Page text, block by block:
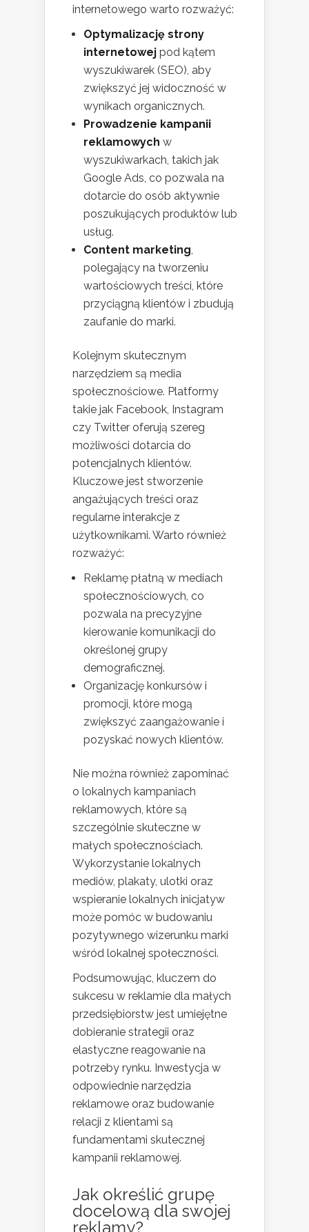
internetowego warto rozważyć:
Optymalizację strony
internetowej pod kątem
wyszukiwarek (SEO), aby
zwiększyć jej widoczność w
wynikach organicznych.
Prowadzenie kampanii
reklamowych w
wyszukiwarkach, takich jak
Google Ads, co pozwala na
dotarcie do osób aktywnie
poszukujących produktów lub
usług.
Content marketing,
polegający na tworzeniu
wartościowych treści, które
przyciągną klientów i zbudują
zaufanie do marki.
Kolejnym skutecznym
narzędziem są media
społecznościowe. Platformy
takie jak Facebook, Instagram
czy Twitter oferują szereg
możliwości dotarcia do
potencjalnych klientów.
Kluczowe jest stworzenie
angażujących treści oraz
regularne interakcje z
użytkownikami. Warto również
rozważyć:
Reklamę płatną w mediach
społecznościowych, co
pozwala na precyzyjne
kierowanie komunikacji do
określonej grupy
demograficznej.
Organizację konkursów i
promocji, które mogą
zwiększyć zaangażowanie i
pozyskać nowych klientów.
Nie można również zapominać
o lokalnych kampaniach
reklamowych, które są
szczególnie skuteczne w
małych społecznościach.
Wykorzystanie lokalnych
mediów, plakaty, ulotki oraz
wspieranie lokalnych inicjatyw
może pomóc w budowaniu
pozytywnego wizerunku marki
wśród lokalnej społeczności.
Podsumowując, kluczem do
sukcesu w reklamie dla małych
przedsiębiorstw jest umiejętne
dobieranie strategii oraz
elastyczne reagowanie na
potrzeby rynku. Inwestycja w
odpowiednie narzędzia
reklamowe oraz budowanie
relacji z klientami są
fundamentami skutecznej
kampanii reklamowej.
Jak określić grupę
docelową dla swojej
reklamy?